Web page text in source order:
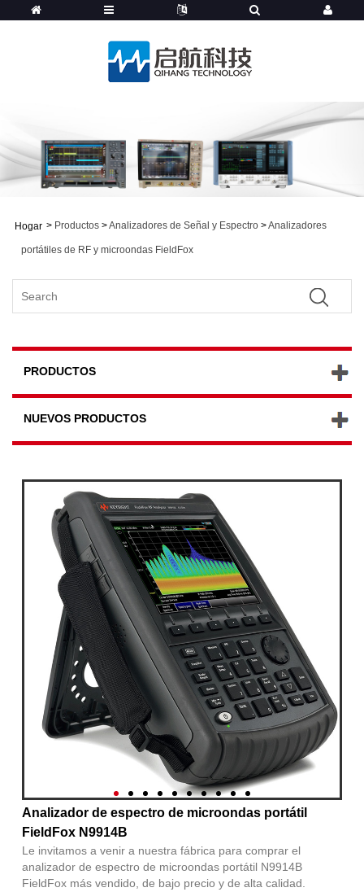
Hogar > Productos >Analizadores de Señal y Espectro >Analizadores
portátiles de RF y microondas FieldFox
PRODUCTOS
NUEVOS PRODUCTOS
Analizador de espectro de microondas portátil
FieldFox N9914B
Le invitamos a venir a nuestra fábrica para comprar el
analizador de espectro de microondas portátil N9914B
FieldFox más vendido, de bajo precio y de alta calidad.